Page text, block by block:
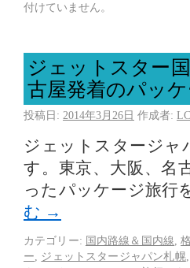
付けていません。
ジェットスター
古屋発着のパッ
投稿日: 2014年3月26日 作成者:
ジェットスタージャ
す。東京、大阪、名
ったパッケージ旅行
む →
カテゴリー: 国内路線＆国内線 ,
ー
ジェットスタージャパン札幌,